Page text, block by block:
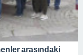
arasındaki